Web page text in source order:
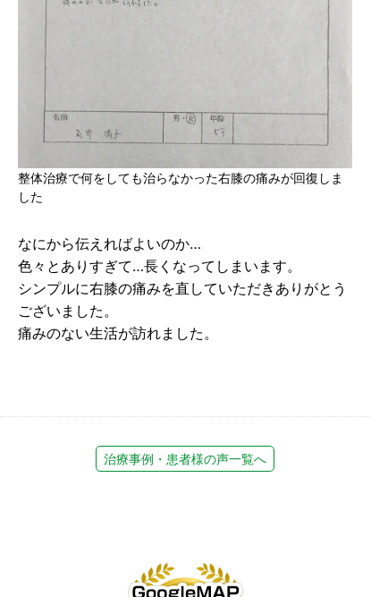
整体治療で何をしても治らなかった右膝の痛みが回復しま
した
なにから伝えればよいのか…
色々とありすぎて…長くなってしまいます。
シンプルに右膝の痛みを直していただきありがとう
ございました。
痛みのない生活が訪れました。
治療事例・患者様の声一覧へ